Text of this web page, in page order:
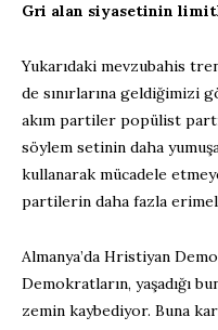
Gri alan siyasetinin
Yukarıdaki mevzubahis
de sınırlarına geldiğimizi
akım partiler popülist
söylem setinin daha
kullanarak mücadele
partilerin daha fazla
Almanya’da Hristiyan
Demokratların, yaşadığı
zemin kaybediyor. Buna